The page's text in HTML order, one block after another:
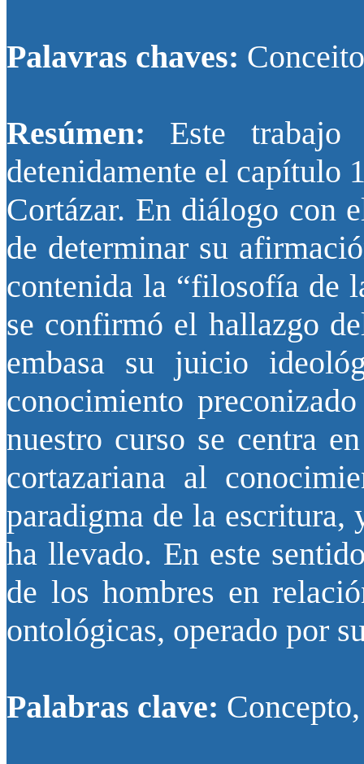
Palavras chaves:
Resúmen: Este
detenidamente el capítulo
Cortázar. En diálogo con
de determinar su
contenida la “filosofía de
se confirmó el hallazgo
embasa su juicio
conocimiento
nuestro curso se centra
cortazariana al
paradigma de la
ha llevado. En este
de los hombres en
ontológicas, operado por
Palabras clave: